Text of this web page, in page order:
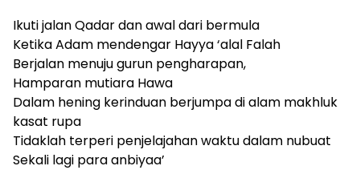
Ikuti jalan Qadar dan awal dari bermula
Ketika Adam mendengar Hayya ‘alal Falah
Berjalan menuju gurun pengharapan,
Hamparan mutiara Hawa
Dalam hening kerinduan berjumpa di alam makhluk
kasat rupa
Tidaklah terperi penjelajahan waktu dalam nubuat
Sekali lagi para anbiyaa’